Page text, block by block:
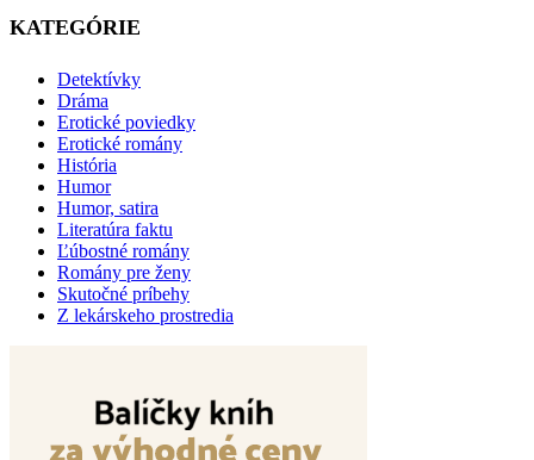
KATEGÓRIE
Detektívky
Dráma
Erotické poviedky
Erotické romány
História
Humor
Humor, satira
Literatúra faktu
Ľúbostné romány
Romány pre ženy
Skutočné príbehy
Z lekárskeho prostredia